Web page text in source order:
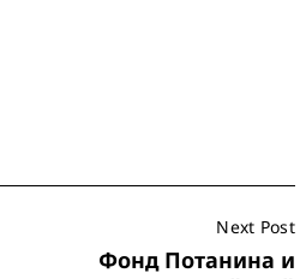
Next Post
Фонд Потанина и